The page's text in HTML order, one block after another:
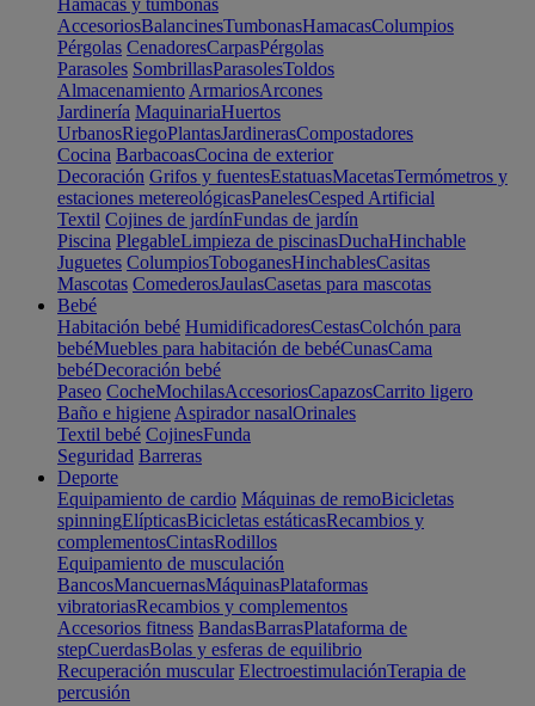
Hamacas y tumbonas
AccesoriosBalancinesTumbonasHamacasColumpios
Pérgolas CenadoresCarpasPérgolas
Parasoles SombrillasParasolesToldos
Almacenamiento ArmariosArcones
Jardinería MaquinariaHuertos
UrbanosRiegoPlantasJardinerasCompostadores
Cocina BarbacoasCocina de exterior
Decoración Grifos y fuentesEstatuasMacetasTermómetros y
estaciones metereológicasPanelesCesped Artificial
Textil Cojines de jardínFundas de jardín
Piscina PlegableLimpieza de piscinasDuchaHinchable
Juguetes ColumpiosToboganesHinchablesCasitas
Mascotas ComederosJaulasCasetas para mascotas
Bebé
Habitación bebé HumidificadoresCestasColchón para
bebéMuebles para habitación de bebéCunasCama
bebéDecoración bebé
Paseo CocheMochilasAccesoriosCapazosCarrito ligero
Baño e higiene Aspirador nasalOrinales
Textil bebé CojinesFunda
Seguridad Barreras
Deporte
Equipamiento de cardio Máquinas de remoBicicletas
spinningElípticasBicicletas estáticasRecambios y
complementosCintasRodillos
Equipamiento de musculación
BancosMancuernasMáquinasPlataformas
vibratoriasRecambios y complementos
Accesorios fitness BandasBarrasPlataforma de
stepCuerdasBolas y esferas de equilibrio
Recuperación muscular ElectroestimulaciónTerapia de
percusión